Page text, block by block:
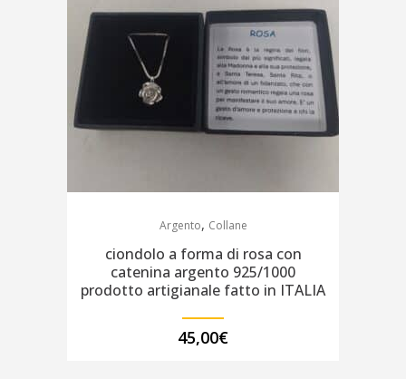
Argento, Collane
ciondolo a forma di rosa con
catenina argento 925/1000
prodotto artigianale fatto in ITALIA
45,00€